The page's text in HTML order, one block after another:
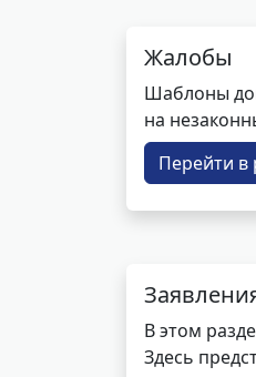
Жалобы
Шаблоны
на
Перейти в
В этом
Здесь